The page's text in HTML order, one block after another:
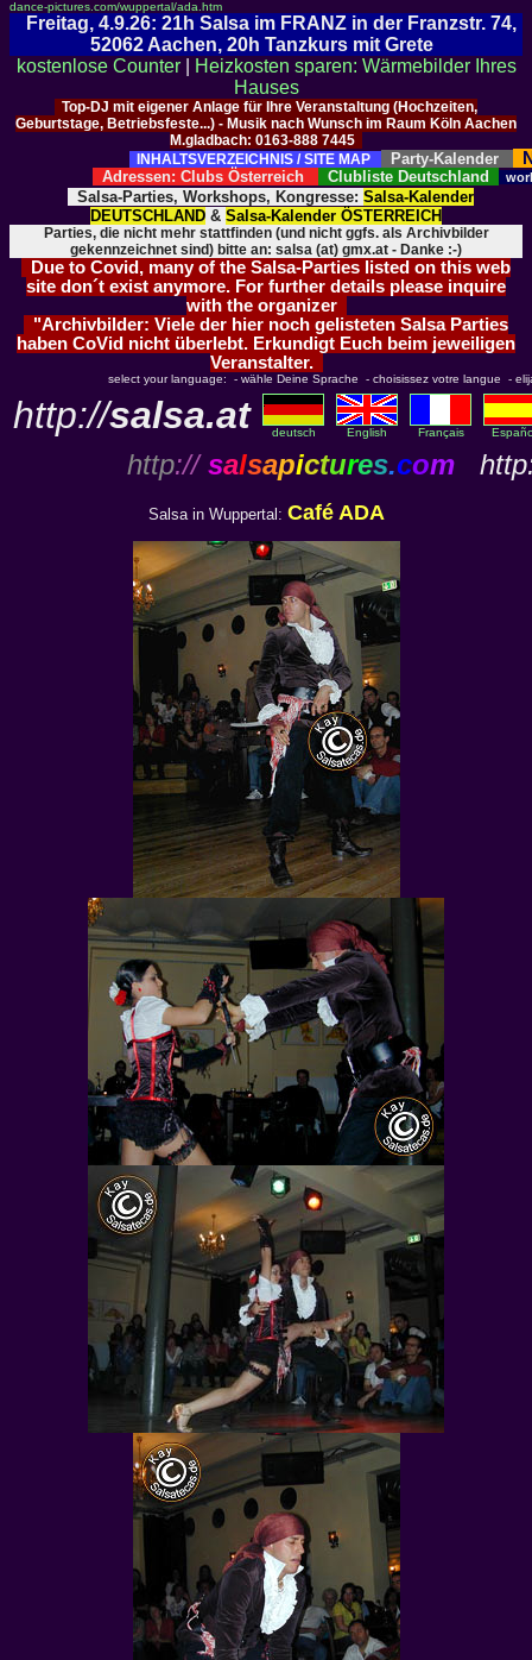
dance-pictures.com/wuppertal/ada.htm
Freitag, 4.9.26: 21h Salsa im FRANZ in der Franzstr. 74,
52062 Aachen, 20h Tanzkurs mit Grete
kostenlose Counter|
Heizkosten sparen: Wärmebilder Ihres
Hauses
Top-DJ mit eigener Anlage für Ihre Veranstaltung (Hochzeiten,
Geburtstage, Betriebsfeste...) - Musik nach Wunsch im Raum Köln Aachen
M.gladbach: 0163-888 7445
INHALTSVERZEICHNIS / SITE MAP
Party-Kalender
Adressen: Clubs Österreich Clubliste Deutschland
Salsa-Parties, Workshops, Kongresse: Salsa-Kalender
DEUTSCHLAND & Salsa-Kalender ÖSTERREICH
Parties, die nicht mehr stattfinden (und nicht ggfs. als Archivbilder
gekennzeichnet sind) bitte an: salsa (at) gmx.at - Danke :-)
Due to Covid, many of the Salsa-Parties listed on this web
site don´t exist anymore. For further details please inquire
with the organizer
"Archivbilder: Viele der hier noch gelisteten Salsa Parties
haben CoVid nicht überlebt. Erkundigt Euch beim jeweiligen
Veranstalter.
select your language: - wähle Deine Sprache - choisissez votre langue -
http://salsa.at deutsch English Français
http:// salsapictures.com
Salsa in Wuppertal: Café ADA